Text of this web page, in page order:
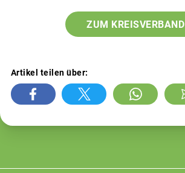
ZUM KREISVERBAND
Artikel teilen über: